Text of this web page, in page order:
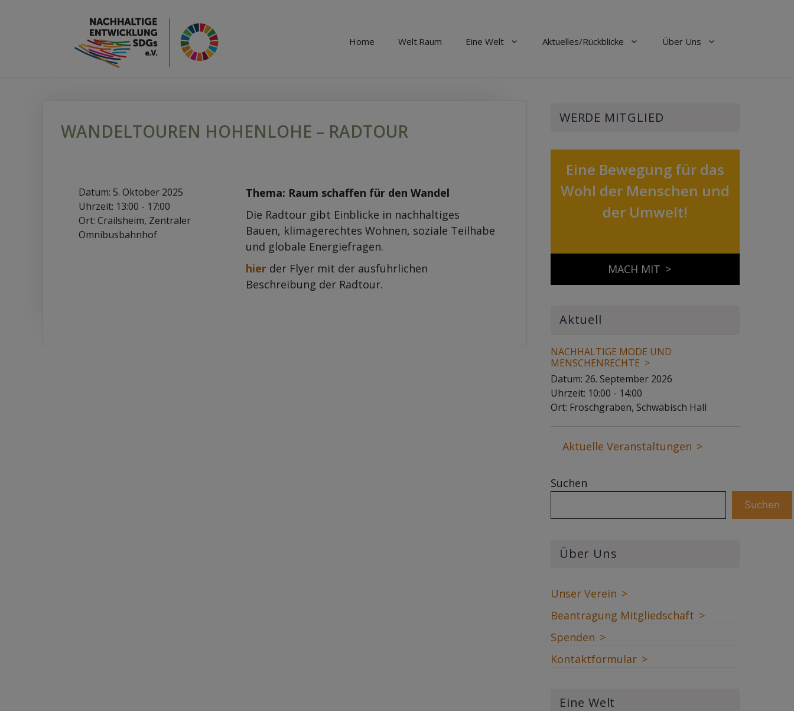
Home Welt.Raum Eine Welt Aktuelles/Rückblicke Über Uns
WANDELTOUREN HOHENLOHE – RADTOUR
Datum: 5. Oktober 2025
Uhrzeit: 13:00 - 17:00
Ort: Crailsheim, Zentraler
Omnibusbahnhof
Thema: Raum schaffen für den Wandel
Die Radtour gibt Einblicke in nachhaltiges
Bauen, klimagerechtes Wohnen, soziale Teilhabe
und globale Energiefragen.
hier der Flyer mit der ausführlichen
Beschreibung der Radtour.
WERDE MITGLIED
Eine Bewegung für das
Wohl der Menschen und
der Umwelt!
MACH MIT
Aktuell
NACHHALTIGE MODE UND
MENSCHENRECHTE
Datum: 26. September 2026
Uhrzeit: 10:00 - 14:00
Ort: Froschgraben, Schwäbisch Hall
Aktuelle Veranstaltungen
Suchen
Suchen
Über Uns
Unser Verein
Beantragung Mitgliedschaft
Spenden
Kontaktformular
Eine Welt